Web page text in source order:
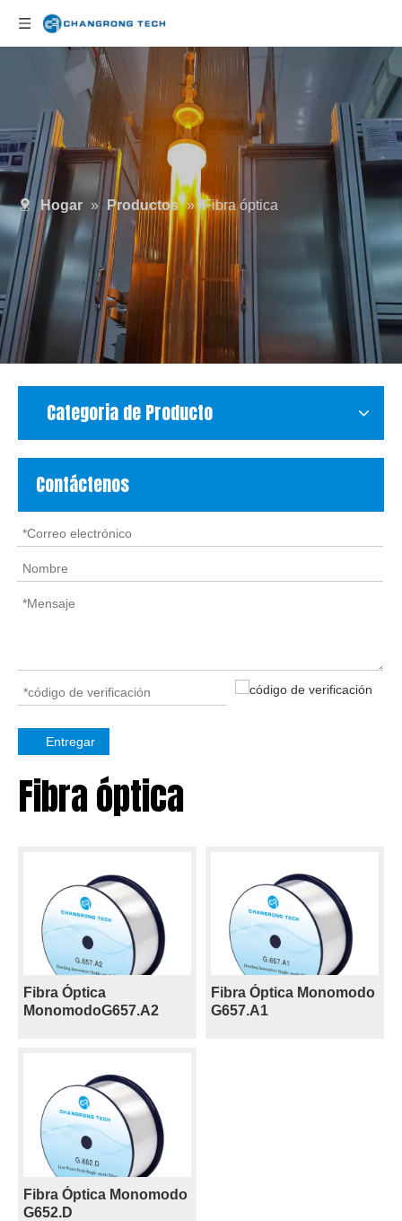
Hogar » Productos » Fibra óptica
Categoria de Producto
Contáctenos
Entregar
Fibra óptica
Fibra Óptica
MonomodoG657.A2
Fibra Óptica Monomodo
G657.A1
Fibra Óptica Monomodo
G652.D